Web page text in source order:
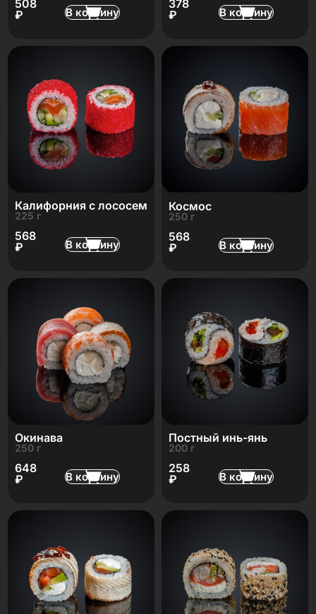
508
₽
В корзину
378
₽
В корзину
Калифорния с лососем
225 г
568
₽
В корзину
Космос
250 г
568
₽
В корзину
Окинава
250 г
648
₽
В корзину
Постный инь-янь
200 г
258
₽
В корзину